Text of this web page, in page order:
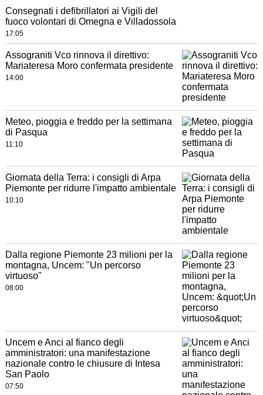
Consegnati i defibrillatori ai Vigili del
fuoco volontari di Omegna e Villadossola
17:05
Assograniti Vco rinnova il direttivo:
Mariateresa Moro confermata presidente
14:00
Meteo, pioggia e freddo per la settimana
di Pasqua
11:10
Giornata della Terra: i consigli di Arpa
Piemonte per ridurre l'impatto ambientale
10:10
Dalla regione Piemonte 23 milioni per la
montagna, Uncem: "Un percorso
virtuoso"
08:00
Uncem e Anci al fianco degli
amministratori: una manifestazione
nazionale contro le chiusure di Intesa
San Paolo
07:50